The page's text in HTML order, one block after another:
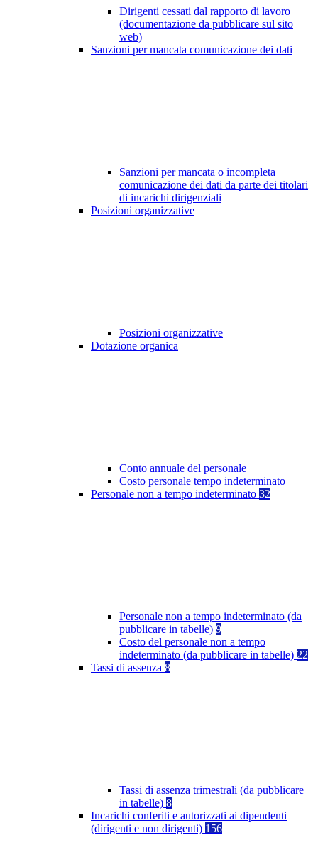
Dirigenti cessati dal rapporto di lavoro
(documentazione da pubblicare sul sito
web)
Sanzioni per mancata comunicazione dei dati
Sanzioni per mancata o incompleta
comunicazione dei dati da parte dei titolari
di incarichi dirigenziali
Posizioni organizzative
Posizioni organizzative
Dotazione organica
Conto annuale del personale
Costo personale tempo indeterminato
Personale non a tempo indeterminato 32
Personale non a tempo indeterminato (da
pubblicare in tabelle) 9
Costo del personale non a tempo
indeterminato (da pubblicare in tabelle) 22
Tassi di assenza 8
Tassi di assenza trimestrali (da pubblicare
in tabelle) 8
Incarichi conferiti e autorizzati ai dipendenti
(dirigenti e non dirigenti) 156